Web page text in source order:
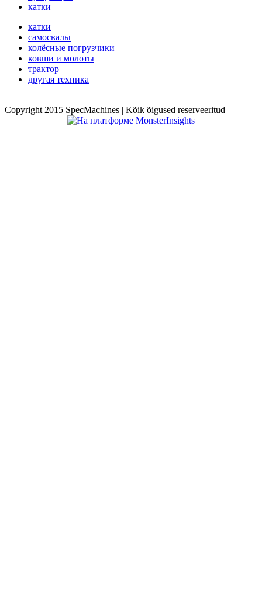
катки
катки
самосвалы
колёсные погрузчики
ковши и молоты
трактор
другая техника
Copyright 2015 SpecMachines | Kõik õigused reserveeritud